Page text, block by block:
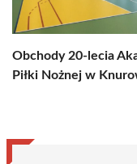
Obchody 20-lecia
Piłki Nożnej w